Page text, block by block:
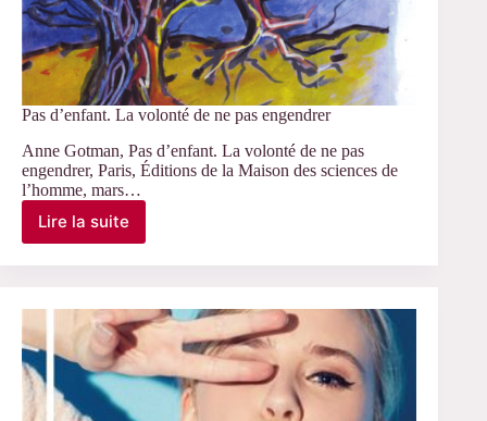
Pas d’enfant. La volonté de ne pas engendrer
Anne Gotman, Pas d’enfant. La volonté de ne pas
engendrer, Paris, Éditions de la Maison des sciences de
l’homme, mars…
Lire la suite
Pas
de
ne
pas
engendrer